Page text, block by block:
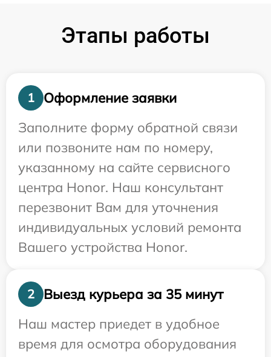
Этапы работы
1
Оформление заявки
Заполните форму обратной связи
или позвоните нам по номеру,
указанному на сайте сервисного
центра Honor. Наш консультант
перезвонит Вам для уточнения
индивидуальных условий ремонта
Вашего устройства Honor.
2
Выезд курьера за 35 минут
Наш мастер приедет в удобное
время для осмотра оборудования